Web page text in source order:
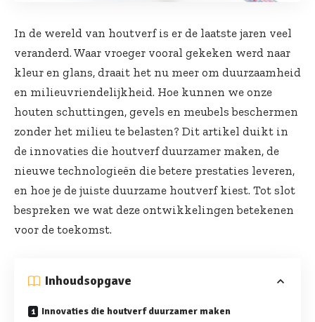
In de wereld van houtverf is er de laatste jaren veel
veranderd. Waar vroeger vooral gekeken werd naar
kleur en glans, draait het nu meer om duurzaamheid
en milieuvriendelijkheid. Hoe kunnen we onze
houten schuttingen, gevels en meubels beschermen
zonder het milieu te belasten? Dit artikel duikt in
de innovaties die houtverf duurzamer maken, de
nieuwe technologieën die betere prestaties leveren,
en hoe je de juiste duurzame houtverf kiest. Tot slot
bespreken we wat deze ontwikkelingen betekenen
voor de toekomst.
Inhoudsopgave
Innovaties die houtverf duurzamer maken